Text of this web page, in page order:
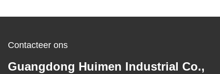
Contacteer ons
Guangdong Huimen Industrial Co.,